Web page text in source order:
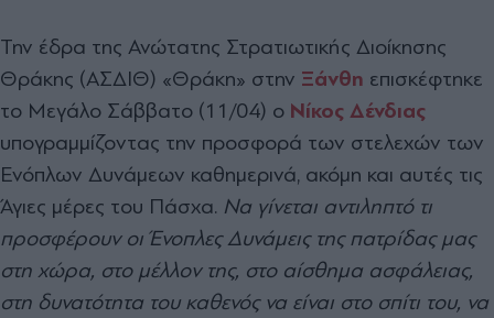
Την έδρα της Ανώτατης Στρατιωτικής Διοίκησης
Θράκης (ΑΣΔΙΘ) «Θράκη» στην Ξάνθη επισκέφτηκε
το Μεγάλο Σάββατο (11/04) ο Νίκος Δένδιας
υπογραμμίζοντας την προσφορά των στελεχών των
Ενόπλων Δυνάμεων καθημερινά, ακόμη και αυτές τις
Άγιες μέρες του Πάσχα. Να γίνεται αντιληπτό τι
προσφέρουν οι Ένοπλες Δυνάμεις της πατρίδας μας
στη χώρα, στο μέλλον της, στο αίσθημα ασφάλειας,
στη δυνατότητα του καθενός να είναι στο σπίτι του, να